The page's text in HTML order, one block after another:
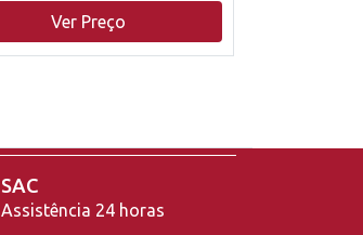
Ver Preço
SAC
Assistência 24 horas